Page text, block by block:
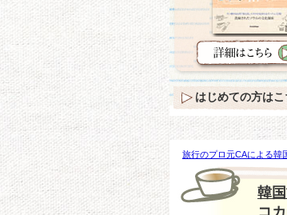
旅行のプロ元CAによる韓
デ』の “ニャンコカフェ”
韓
コ
はじめての方はこ